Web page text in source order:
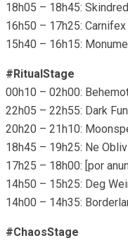
18h05 – 18h45: Skindred
16h50 – 17h25: Carnifex
15h40 – 16h15:
#RitualStage
00h10 – 02h00:
22h05 – 22h55: Dark
20h20 – 21h10:
18h45 – 19h25: Ne
17h25 – 18h00: [por
14h50 – 15h25: Deg
14h00 – 14h35:
#ChaosStage